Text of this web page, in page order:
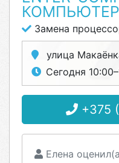
Замена
улица
Сегодня
+375
Елена